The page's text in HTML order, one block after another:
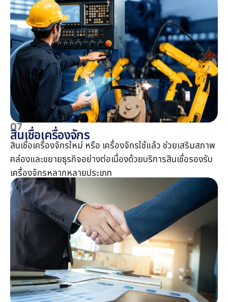
07
สินเชื่อเครื่องจักร
สินเชื่อเครื่องจักรใหม่ หรือ เครื่องจักรใช้แล้ว ช่วยเสริมสภาพ
คล่องและขยายธุรกิจอย่างต่อเนื่องด้วยบริการสินเชื่อรองรับ
เครื่องจักรหลากหลายประเภท